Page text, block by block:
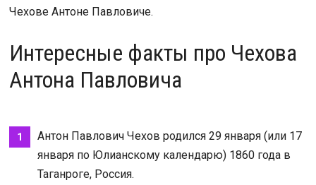
Чехове Антоне Павловиче.
Интересные факты про Чехова
Антона Павловича
Антон Павлович Чехов родился 29 января (или 17
января по Юлианскому календарю) 1860 года в
Таганроге, Россия.